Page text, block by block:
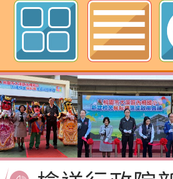
檢送桃園市
「115年度
節慶祝活動
函轉本府新
交通安全宣
檢送桃園市